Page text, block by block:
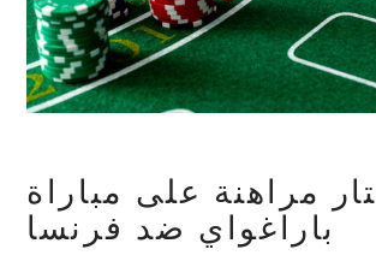
مراهنة على مباراة
باراغواي ضد فرنسا